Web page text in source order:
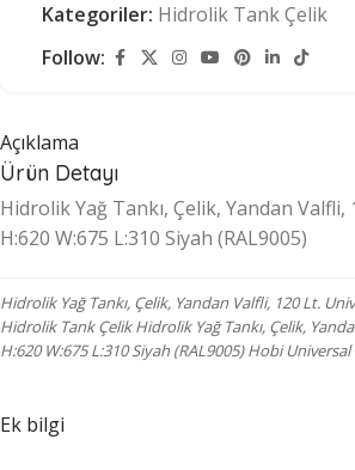
Kategoriler: Hidrolik Tank Çelik
Follow:
Açıklama
Ürün Detayı
Hidrolik Yağ Tankı, Çelik, Yandan
H:620 W:675 L:310 Siyah (RAL9005)
Hidrolik Yağ Tankı, Çelik, Yandan Valfli, 120 Lt.
Hidrolik Tank Çelik Hidrolik Yağ Tankı, Çelik,
H:620 W:675 L:310 Siyah (RAL9005) Hobi Universal
Ek bilgi